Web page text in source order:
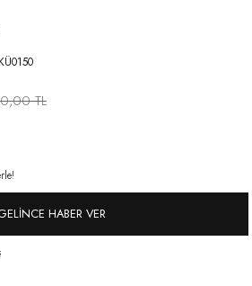
TL
HABER VER